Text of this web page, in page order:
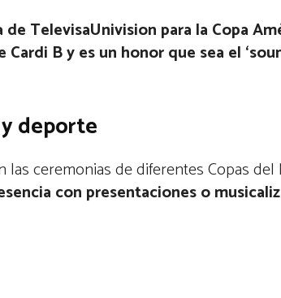
TelevisaUnivision para la Copa
B y es un honor que sea el
deporte
ceremonias de diferentes Copas del
con presentaciones o